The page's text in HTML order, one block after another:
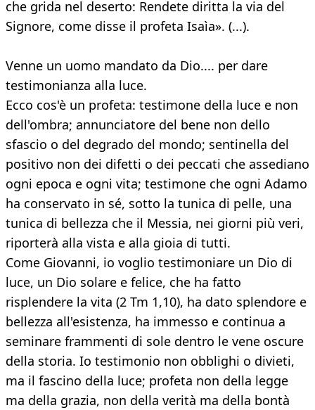
che grida nel deserto: Rendete diritta la via del
Signore, come disse il profeta Isaìa». (...).
Venne un uomo mandato da Dio.... per dare
testimonianza alla luce.
Ecco cos'è un profeta: testimone della luce e non
dell'ombra; annunciatore del bene non dello
sfascio o del degrado del mondo; sentinella del
positivo non dei difetti o dei peccati che assediano
ogni epoca e ogni vita; testimone che ogni Adamo
ha conservato in sé, sotto la tunica di pelle, una
tunica di bellezza che il Messia, nei giorni più veri,
riporterà alla vista e alla gioia di tutti.
Come Giovanni, io voglio testimoniare un Dio di
luce, un Dio solare e felice, che ha fatto
risplendere la vita (2 Tm 1,10), ha dato splendore e
bellezza all'esistenza, ha immesso e continua a
seminare frammenti di sole dentro le vene oscure
della storia. Io testimonio non obblighi o divieti,
ma il fascino della luce; profeta non della legge
ma della grazia, non della verità ma della bontà